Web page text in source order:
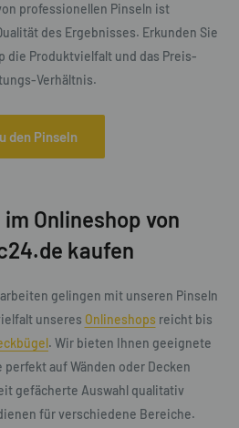
professionellen Pinseln ist
des Ergebnisses. Erkunden Sie
die Produktvielfalt und das Preis-
Verhältnis.
den Pinseln
Onlineshop von
kaufen
gelingen mit unseren Pinseln
unseres Onlineshops reicht bis
. Wir bieten Ihnen geeignete
perfekt auf Wänden oder Decken
gefächerte Auswahl qualitativ
für verschiedene Bereiche.